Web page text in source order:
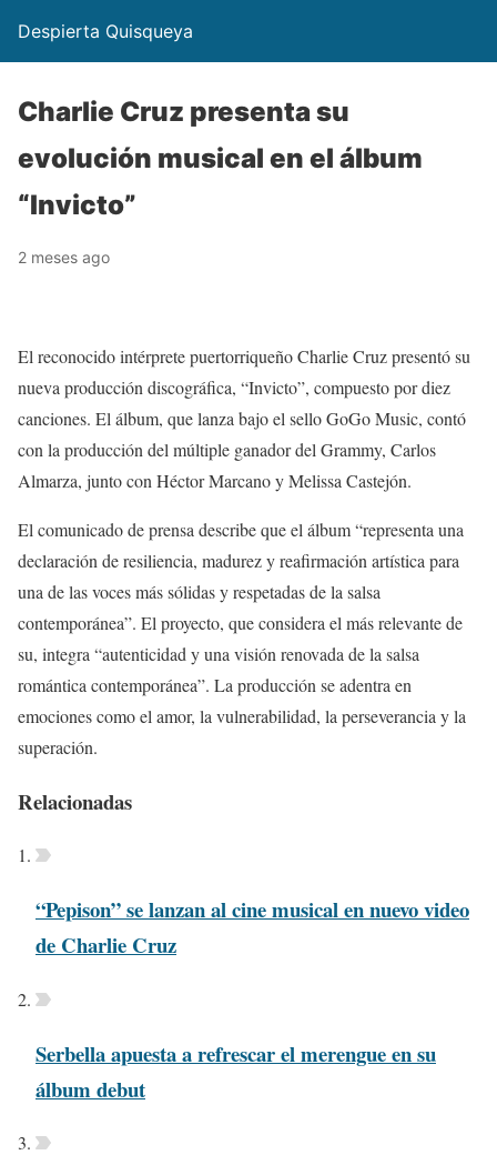
Despierta Quisqueya
Charlie Cruz presenta su
evolución musical en el álbum
“Invicto”
2 meses ago
El reconocido intérprete puertorriqueño Charlie Cruz presentó su
nueva producción discográfica, “Invicto”, compuesto por diez
canciones. El álbum, que lanza bajo el sello GoGo Music, contó
con la producción del múltiple ganador del Grammy, Carlos
Almarza, junto con Héctor Marcano y Melissa Castejón.
El comunicado de prensa describe que el álbum “representa una
declaración de resiliencia, madurez y reafirmación artística para
una de las voces más sólidas y respetadas de la salsa
contemporánea”. El proyecto, que considera el más relevante de
su, integra “autenticidad y una visión renovada de la salsa
romántica contemporánea”. La producción se adentra en
emociones como el amor, la vulnerabilidad, la perseverancia y la
superación.
Relacionadas
“Pepison” se lanzan al cine musical en nuevo video
de Charlie Cruz
Serbella apuesta a refrescar el merengue en su
álbum debut